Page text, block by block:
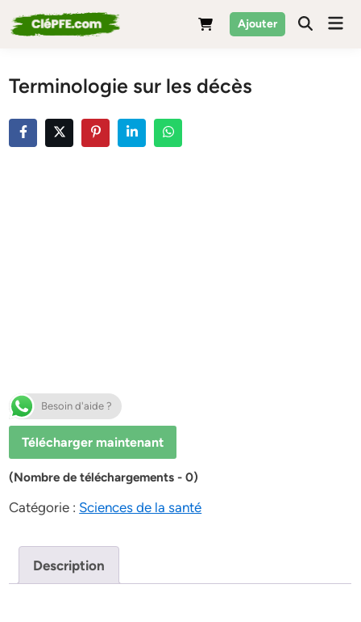
to
Ajouter
Terminologie sur les décès
Besoin d'aide ?
Télécharger maintenant
(Nombre de téléchargements - 0)
Catégorie : Sciences de la santé
Description